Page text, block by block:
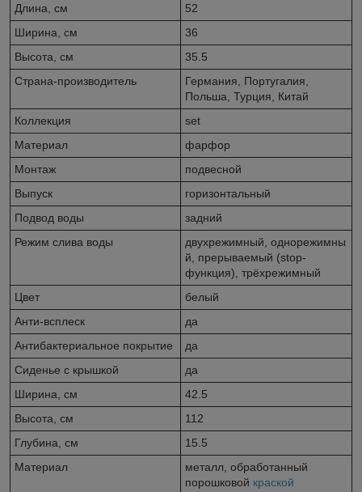
Длина, см
52
Ширина, см
36
Высота, см
35.5
Страна-производитель
Германия, Португалия,
Польша, Турция, Китай
Коллекция
set
Материал
фарфор
Монтаж
подвесной
Выпуск
горизонтальный
Подвод воды
задний
Режим слива воды
двухрежимный, однорежимны
й, прерываемый (stop-
функция), трёхрежимный
Цвет
белый
Анти-всплеск
да
Антибактериальное покрытие
да
Сиденье c крышкой
да
Ширина, см
42.5
Высота, см
112
Глубина, см
15.5
Материал
металл, обработанный
порошковой краской